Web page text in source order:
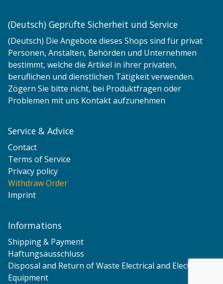
Service & Advice
Contact
Terms of Service
Privacy policy
Withdraw Order
Imprint
Informations
Shipping & Payment
Haftungsausschluss
Disposal and Return of Waste Electrical and Electronic
Equipment
(Deutsch) Geprüfte Sicherheit und Service
(Deutsch) Die Angebote dieses Shops sind für privat
Personen, Anstalten, Behörden und Unternehmen
bestimmt, welche die Artikel in ihrer privaten,
beruflichen und dienstlichen Tätigkeit verwenden.
Zögern Sie bitte nicht, bei Produktfragen oder
Problemen mit uns Kontakt aufzunehmen